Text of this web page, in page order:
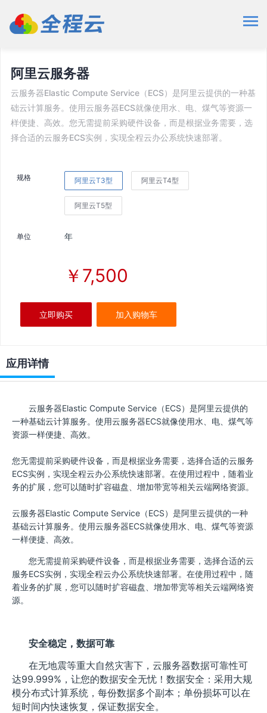
应用市场 云服务器 阿里云服务器
阿里云服务器
云服务器Elastic Compute Service（ECS）是阿里云提供的一种基
础云计算服务。使用云服务器ECS就像使用水、电、煤气等资源一
样便捷、高效。您无需提前采购硬件设备，而是根据业务需要，选
择合适的云服务ECS实例，实现全程云办公系统快速部署。
规格 阿里云T3型 阿里云T4型
阿里云T5型
单位 年
￥7,500
立即购买 加入购物车
应用详情
云服务器Elastic Compute Service（ECS）是阿里云提供的
一种基础云计算服务。使用云服务器ECS就像使用水、电、煤气等
资源一样便捷、高效。
您无需提前采购硬件设备，而是根据业务需要，选择合适的云服务
ECS实例，实现全程云办公系统快速部署。在使用过程中，随着业
务的扩展，您可以随时扩容磁盘、增加带宽等相关云端网络资源。
云服务器Elastic Compute Service（ECS）是阿里云提供的一种
基础云计算服务。使用云服务器ECS就像使用水、电、煤气等资源
一样便捷、高效。
您无需提前采购硬件设备，而是根据业务需要，选择合适的云
服务ECS实例，实现全程云办公系统快速部署。在使用过程中，随
着业务的扩展，您可以随时扩容磁盘、增加带宽等相关云端网络资
源。
安全稳定，数据可靠
在无地震等重大自然灾害下，云服务器数据可靠性可
达99.999%，让您的数据安全无忧！数据安全：采用大规
模分布式计算系统，每份数据多个副本；单份损坏可以在
短时间内快速恢复，保证数据安全。